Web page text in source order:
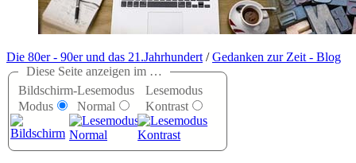
Die 80er - 90er und das 21.Jahrhundert/Gedanken zur Zeit - Blog
Diese Seite anzeigen im …
Bildschirm-
Modus
Lesemodus
Normal
Lesemodus
Kontrast